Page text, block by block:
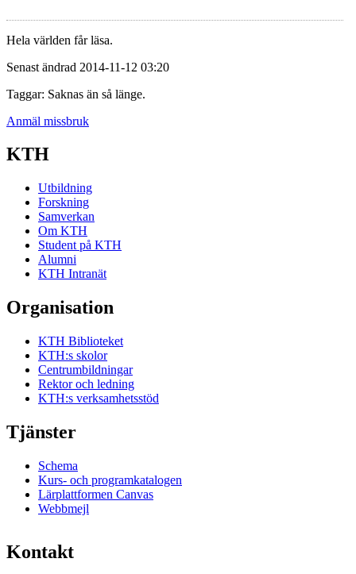
Hela världen får läsa.
Senast ändrad 2014-11-12 03:20
Taggar: Saknas än så länge.
Anmäl missbruk
KTH
Utbildning
Forskning
Samverkan
Om KTH
Student på KTH
Alumni
KTH Intranät
Organisation
KTH Biblioteket
KTH:s skolor
Centrumbildningar
Rektor och ledning
KTH:s verksamhetsstöd
Tjänster
Schema
Kurs- och programkatalogen
Lärplattformen Canvas
Webbmejl
Kontakt